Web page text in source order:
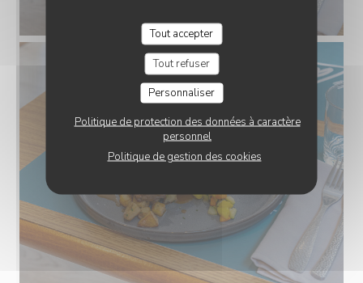
Tout accepter
Tout refuser
Personnaliser
Politique de protection des données à caractère
personnel
Politique de gestion des cookies